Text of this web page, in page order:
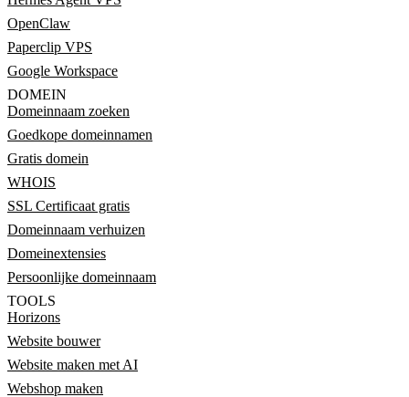
OpenClaw
Paperclip VPS
Google Workspace
DOMEIN
Domeinnaam zoeken
Goedkope domeinnamen
Gratis domein
WHOIS
SSL Certificaat gratis
Domeinnaam verhuizen
Domeinextensies
Persoonlijke domeinnaam
TOOLS
Horizons
Website bouwer
Website maken met AI
Webshop maken